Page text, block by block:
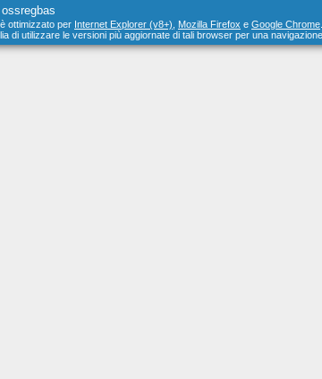
ottimizzato per Internet Explorer (v8+) Mozilla Firefox e Google Chrome
di utilizzare le versioni più aggiornate di tali browser per una